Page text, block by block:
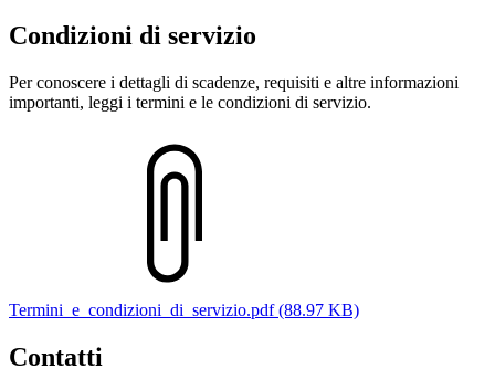
Condizioni di servizio
Per conoscere i dettagli di scadenze, requisiti e altre informazioni
importanti, leggi i termini e le condizioni di servizio.
Termini_e_condizioni_di_servizio.pdf (88.97 KB)
Contatti